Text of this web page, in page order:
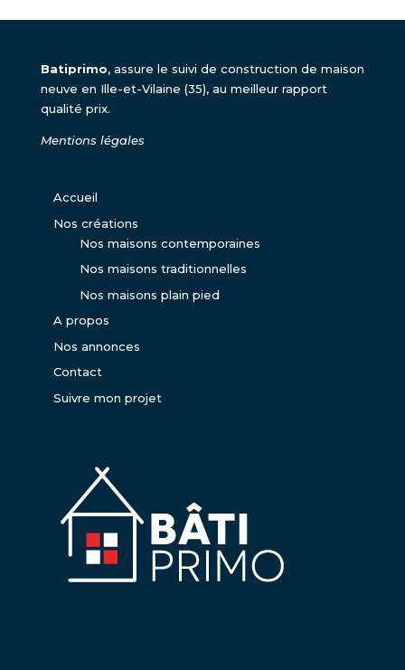
Batiprimo, assure le suivi de construction de maison
neuve en Ille-et-Vilaine (35), au meilleur rapport
qualité prix.
Mentions légales
Accueil
Nos créations
Nos maisons contemporaines
Nos maisons traditionnelles
Nos maisons plain pied
A propos
Nos annonces
Contact
Suivre mon projet